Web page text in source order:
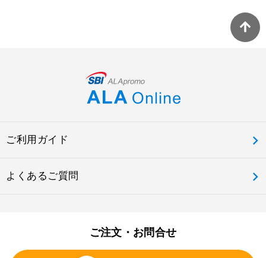
ご利用ガイド
よくあるご質問
ご注文・お問合せ